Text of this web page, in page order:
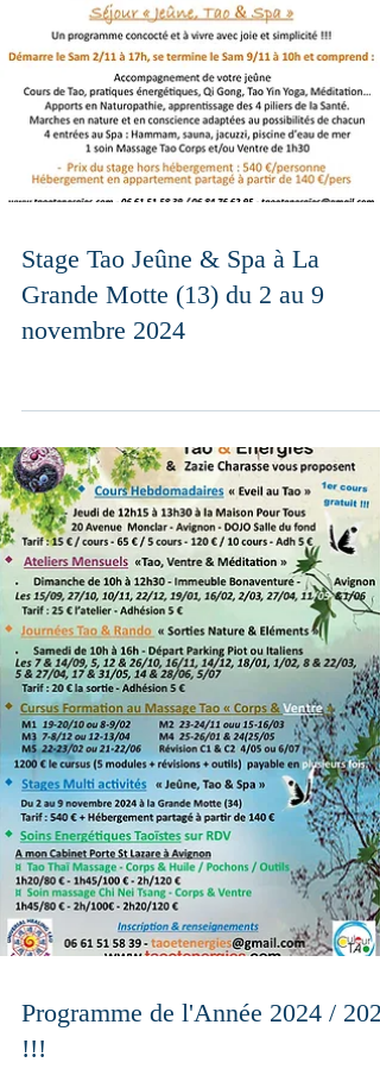
Stage Tao Jeûne & Spa à La
Grande Motte (13) du 2 au 9
Programme de l'Année 2024 / 2025